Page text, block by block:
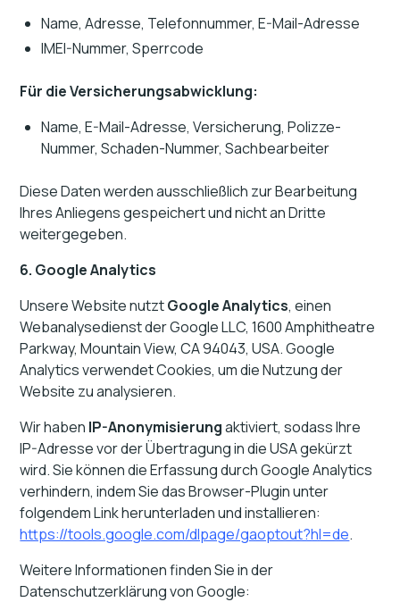
Name, Adresse, Telefonnummer, E-Mail-Adresse
IMEI-Nummer, Sperrcode
Für die Versicherungsabwicklung:
Name, E-Mail-Adresse, Versicherung, Polizze-
Nummer, Schaden-Nummer, Sachbearbeiter
Diese Daten werden ausschließlich zur Bearbeitung
Ihres Anliegens gespeichert und nicht an Dritte
weitergegeben.
6. Google Analytics
Unsere Website nutztGoogle Analytics, einen
Webanalysedienst der Google LLC, 1600 Amphitheatre
Parkway, Mountain View, CA 94043, USA. Google
Analytics verwendet Cookies, um die Nutzung der
Website zu analysieren.
Wir haben IP-Anonymisierungaktiviert, sodass Ihre
IP-Adresse vor der Übertragung in die USA gekürzt
wird. Sie können die Erfassung durch Google Analytics
verhindern, indem Sie das Browser-Plugin unter
folgendem Link herunterladen und installieren:
https://tools.google.com/dlpage/gaoptout?hl=de.
Weitere Informationen finden Sie in der
Datenschutzerklärung von Google: